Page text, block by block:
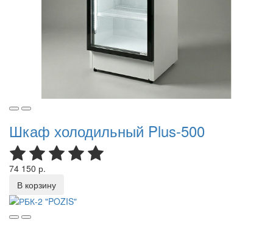
Шкаф холодильный Plus-500
74 150 р.
В корзину